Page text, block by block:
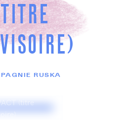
RUSKA